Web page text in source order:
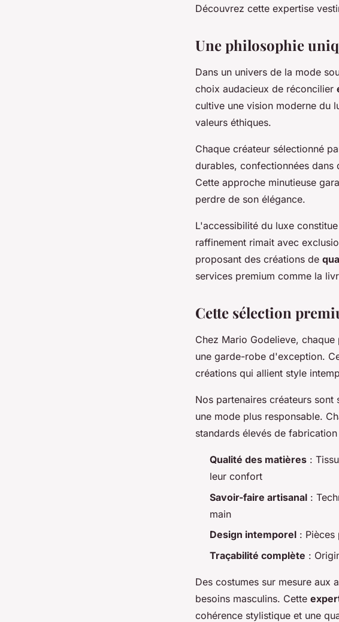
Découvrez cette expertise
Une philosophie
Dans un univers de la mode
choix audacieux de réconcilier
cultive une vision moderne du
valeurs éthiques.
Chaque créateur sélectionné
durables, confectionnées dans
Cette approche minutieuse
perdre de son élégance.
L'accessibilité du luxe
raffinement rimait avec
proposant des créations de
services premium comme la
Cette sélection
Chez Mario Godelieve,
une garde-robe d'exception.
créations qui allient style
Nos partenaires créateurs
une mode plus responsable.
standards élevés de
Qualité des matières :
leur confort
Savoir-faire artisanal :
main
Design intemporel : Pièces
Traçabilité complète :
Des costumes sur mesure aux
besoins masculins. Cette
cohérence stylistique et une